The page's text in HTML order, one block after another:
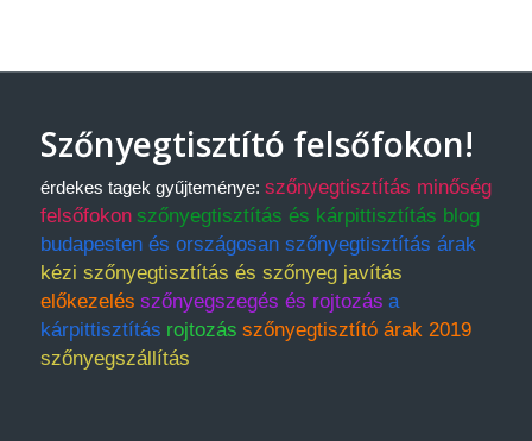
Szőnyegtisztító felsőfokon!
érdekes tagek gyűjteménye: szőnyegtisztítás minőség
felsőfokon szőnyegtisztítás és kárpittisztítás blog
budapesten és országosan szőnyegtisztítás árak
kézi szőnyegtisztítás és szőnyeg javítás
előkezelés szőnyegszegés és rojtozás a
kárpittisztítás rojtozás szőnyegtisztító árak 2019
szőnyegszállítás